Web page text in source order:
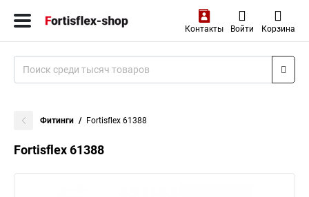
Контакты Войти Корзина
Фитинги Fortisflex 61388
Fortisflex 61388